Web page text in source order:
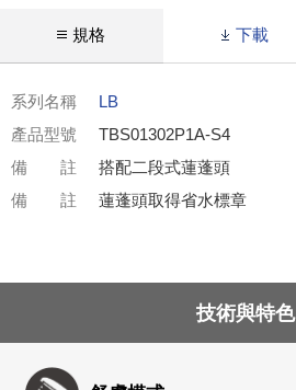
規格 下載
系列名稱
LB
產品型號
TBS01302P1A-S4
備 註
搭配二段式蓮蓬頭
備 註
蓮蓬頭取得省水標章
技術與特色